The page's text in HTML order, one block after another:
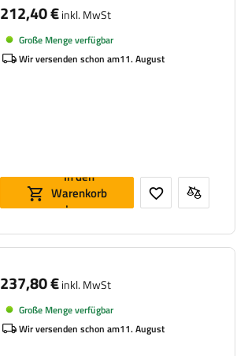
212,40 €inkl. MwSt
Große Menge verfügbar
Wir versenden schon am11. August
In den
Warenkorb
legen
237,80 €inkl. MwSt
Große Menge verfügbar
Wir versenden schon am11. August